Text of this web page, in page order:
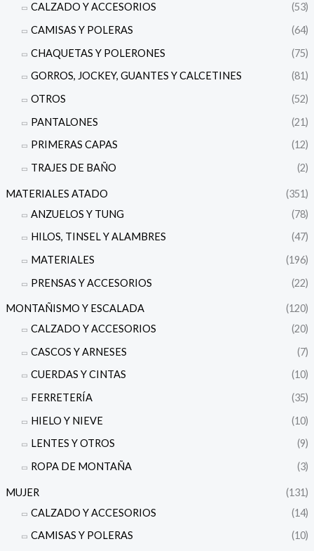
CALZADO Y ACCESORIOS
(53)
CAMISAS Y POLERAS
(64)
CHAQUETAS Y POLERONES
(75)
GORROS, JOCKEY, GUANTES Y CALCETINES
(81)
OTROS
(52)
PANTALONES
(21)
PRIMERAS CAPAS
(12)
TRAJES DE BAÑO
(2)
MATERIALES ATADO
(351)
ANZUELOS Y TUNG
(78)
HILOS, TINSEL Y ALAMBRES
(47)
MATERIALES
(196)
PRENSAS Y ACCESORIOS
(22)
MONTAÑISMO Y ESCALADA
(120)
CALZADO Y ACCESORIOS
(20)
CASCOS Y ARNESES
(7)
CUERDAS Y CINTAS
(10)
FERRETERÍA
(35)
HIELO Y NIEVE
(10)
LENTES Y OTROS
(9)
ROPA DE MONTAÑA
(3)
MUJER
(131)
CALZADO Y ACCESORIOS
(14)
CAMISAS Y POLERAS
(10)